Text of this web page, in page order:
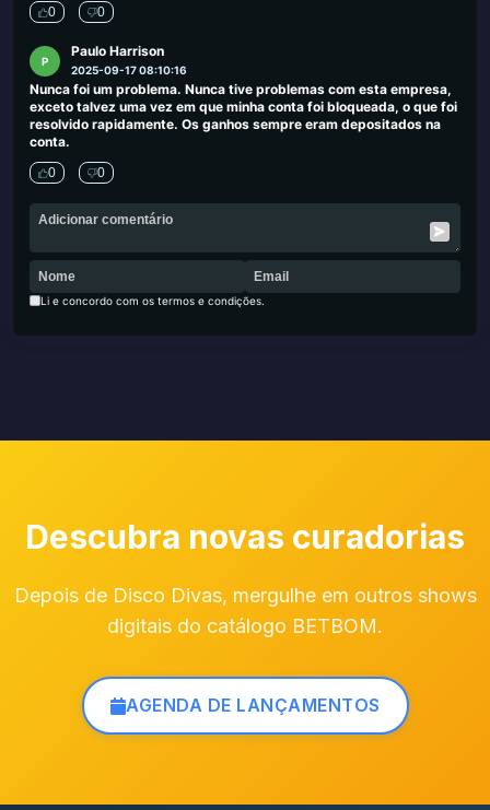
0 0
P
Paulo Harrison
2025-09-17 08:10:16
Nunca foi um problema. Nunca tive problemas com esta empresa,
exceto talvez uma vez em que minha conta foi bloqueada, o que foi
resolvido rapidamente. Os ganhos sempre eram depositados na
conta.
0 0
Li e concordo com os termos e condições.
Descubra novas curadorias
Depois de Disco Divas, mergulhe em outros shows
digitais do catálogo BETBOM.
AGENDA DE LANÇAMENTOS